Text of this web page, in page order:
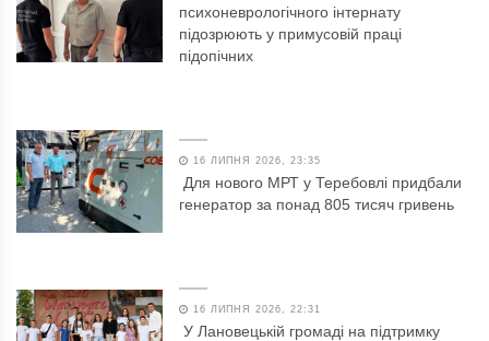
психоневрологічного інтернату
підозрюють у примусовій праці
підопічних
16 ЛИПНЯ 2026, 23:35
Для нового МРТ у Теребовлі придбали
генератор за понад 805 тисяч гривень
16 ЛИПНЯ 2026, 22:31
У Лановецькій громаді на підтримку